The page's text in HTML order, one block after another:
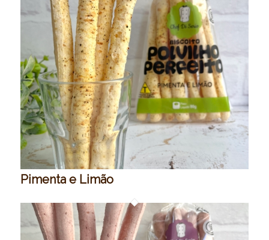
Pimenta e Limão